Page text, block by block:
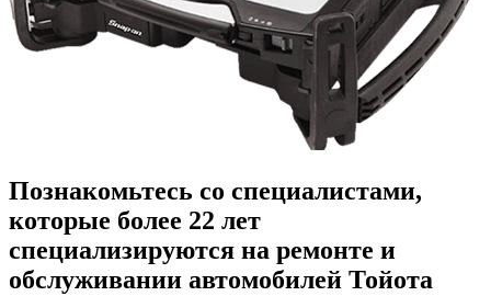
Познакомьтесь со специалистами,
которые более 22 лет
специализируются на ремонте и
обслуживании автомобилей Тойота